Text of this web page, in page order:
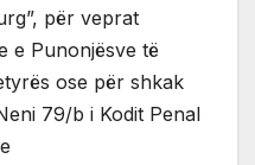
për veprat
e Punonjësve të
ose për shkak
79/b i Kodit Penal